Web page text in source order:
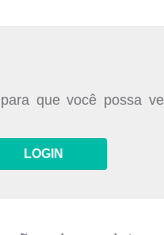
que você possa
LOGIN